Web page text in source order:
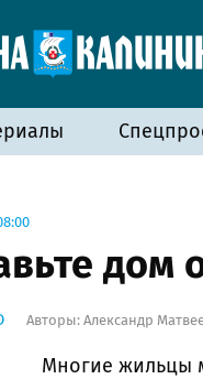
дом
Авторы: Александр
Многие жильцы